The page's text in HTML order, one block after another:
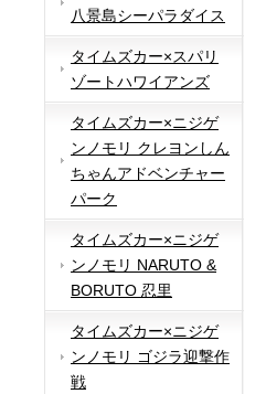
八景島シーパラダイス
タイムズカー×スパリ
ゾートハワイアンズ
タイムズカー×ニジゲ
ンノモリ クレヨンしん
ちゃんアドベンチャー
パーク
タイムズカー×ニジゲ
ンノモリ NARUTO &
BORUTO 忍里
タイムズカー×ニジゲ
ンノモリ ゴジラ迎撃作
戦